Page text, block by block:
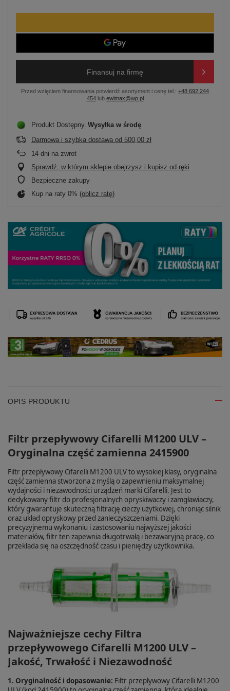
Finansuj na firmę
Przed wzięciem finansowania potwierdź asortyment i cenę tel.: +48 692 244
454lub ewimax@wp.pl
Produkt Dostępny Wysyłka w środę
Darmowa i szybka dostawa od 500,00 zł
14 dni na zwrot
Sprawdź, w którym sklepie obejrzysz i kupisz od ręki
Bezpieczne zakupy
Kup na raty 0% (oblicz ratę)
OPIS PRODUKTU
Filtr przepływowy Cifarelli M1200 ULV –
Oryginalna część zamienna 2415900
Filtr przepływowy Cifarelli M1200 ULV to wysokiej klasy, oryginalna
część zamienna stworzona z myślą o zapewnieniu maksymalnej
wydajności i niezawodności urządzeń marki Cifarelli. Jest to
dedykowany filtr do profesjonalnych opryskiwaczy i zamgławiaczy,
który gwarantuje skuteczną filtrację cieczy użytkowej, chroniąc silnik
oraz układ opryskowy przed zanieczyszczeniami. Dzięki
precyzyjnemu wykonaniu i zastosowaniu najwyższej jakości
materiałów, filtr ten zapewnia długotrwałą i bezawaryjną pracę, co
przekłada się na oszczędność czasu i pieniędzy użytkownika.
Najważniejsze cechy Filtra
przepływowego Cifarelli M1200 ULV –
Jakość, Trwałość i Niezawodność
1. Oryginalność i dopasowanie: Filtr przepływowy Cifarelli M1200